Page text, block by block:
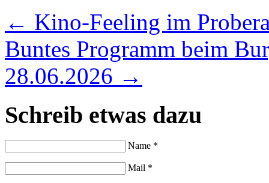
← Kino-Feeling im
Buntes Programm beim
28.06.2026 →
Schreib etwas dazu
Name *
Mail *